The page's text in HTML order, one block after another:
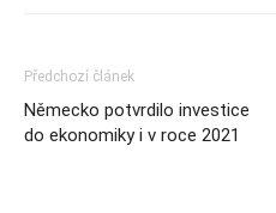
Předchozí článek
Německo potvrdilo investice
do ekonomiky i v roce 2021